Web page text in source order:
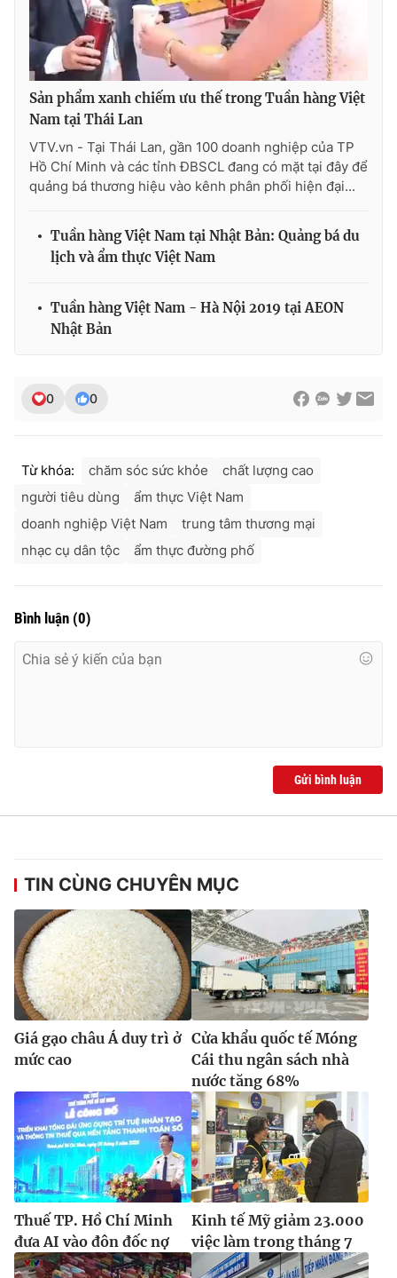
Ðiện thoại Thời báo VTV:024.66 897 897
Email:
toasoan@vtv.vn
Liên hệ quảng cáo:
024-7300.7108
® Cấm sao chép dưới mọi hình thức nếu không có sự chấp
thuận bằng văn bản. Ghi rõ nguồn VTV.vn khi phát hành lại
Sản phẩm xanh chiếm ưu thế trong Tuần hàng Việt
Nam tại Thái Lan
VTV.vn - Tại Thái Lan, gần 100 doanh nghiệp của TP
Hồ Chí Minh và các tỉnh ĐBSCL đang có mặt tại đây để
quảng bá thương hiệu vào kênh phân phối hiện đại...
Tuần hàng Việt Nam tại Nhật Bản: Quảng bá du
lịch và ẩm thực Việt Nam
Tuần hàng Việt Nam - Hà Nội 2019 tại AEON
Nhật Bản
0 0
Từ khóa: chăm sóc sức khỏe
chất lượng cao
người tiêu dùng
ẩm thực Việt Nam
doanh nghiệp Việt Nam
trung tâm thương mại
nhạc cụ dân tộc
ẩm thực đường phố
Bình luận (0)
Gửi bình luận
TIN CÙNG CHUYÊN MỤC
Giá gạo châu Á duy trì ở
mức cao
Cửa khẩu quốc tế Móng
Cái thu ngân sách nhà
nước tăng 68%
Thuế TP. Hồ Chí Minh
đưa AI vào đôn đốc nợ
Kinh tế Mỹ giảm 23.000
việc làm trong tháng 7